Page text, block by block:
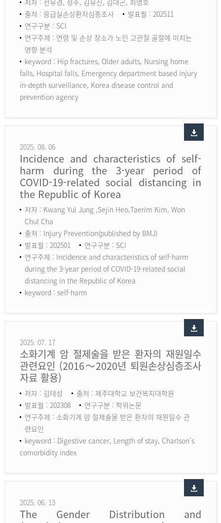
저자 : 전유경, 정주, 김유진, 김대곤, 최영호
출처 : 응급실손상환자심층조사
발표월 : 202511
연구구분 : SCI
연구주제 : 연령 및 손상 장소가 노인 고관절 골절에 미치는
영향 분석
keyword : Hip fractures, Older adults, Nursing home
falls, Hospital falls, Emergency department based injury
in-depth surveillance, Korea disease control and
prevention agency
2025. 08. 06
Incidence and characteristics of self-
harm during the 3-year period of
COVID-19-related social distancing in
the Republic of Korea
저자 : Kwang Yul Jung ,Sejin Heo,Taerim Kim, Won
Chul Cha
출처 : Injury Prevention(published by BMJ)
발표월 : 202501
연구구분 : SCI
연구주제 : Incidence and characteristics of self-harm
during the 3-year period of COVID-19-related social
distancing in the Republic of Korea
keyword : self-harm
2025. 07. 17
소화기계 암 절제술을 받은 환자의 재원일수
관련요인 (2016～2020년 퇴원손상심층조사
자료 활용)
저자 : 김태성
출처 : 제주대학교 보건복지대학원
발표월 : 202308
연구구분 : 학위논문
연구주제 : 소화기계 암 절제술을 받은 환자의 재원일수 관
련요인
keyword : Digestive cancer, Length of stay, Charlson’s
comorbidity index
2025. 06. 13
The Gender Distribution and